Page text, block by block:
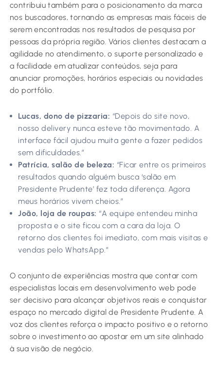
contribuiu também para o posicionamento da marca
nos buscadores, tornando as empresas mais fáceis de
serem encontradas nos resultados de pesquisa por
pessoas da própria região. Vários clientes destacam a
agilidade no atendimento, o suporte personalizado e
a facilidade em atualizar conteúdos, seja para
anunciar promoções, horários especiais ou novidades
do portfólio.
Lucas, dono de pizzaria: “Depois do site novo,
nosso delivery nunca esteve tão movimentado. A
interface fácil ajudou muita gente a fazer pedidos
sem dificuldades.”
Patrícia, salão de beleza: “Ficar entre os primeiros
resultados quando alguém busca ‘salão em
Presidente Prudente’ fez toda diferença. Agora
meus horários vivem cheios.”
João, loja de roupas: “A equipe entendeu minha
proposta e o site ficou com a cara da loja. O
retorno dos clientes foi imediato, com mais visitas e
vendas pelo WhatsApp.”
O conjunto de experiências mostra que contar com
especialistas locais em desenvolvimento web pode
ser decisivo para alcançar objetivos reais e conquistar
espaço no mercado digital de Presidente Prudente. A
voz dos clientes reforça o impacto positivo e o retorno
sobre o investimento ao apostar em um site alinhado
à sua visão de negócio.